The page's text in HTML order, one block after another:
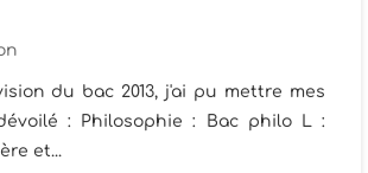
du bac 2013, j'ai pu mettre mes
: Philosophie : Bac philo L :
et...